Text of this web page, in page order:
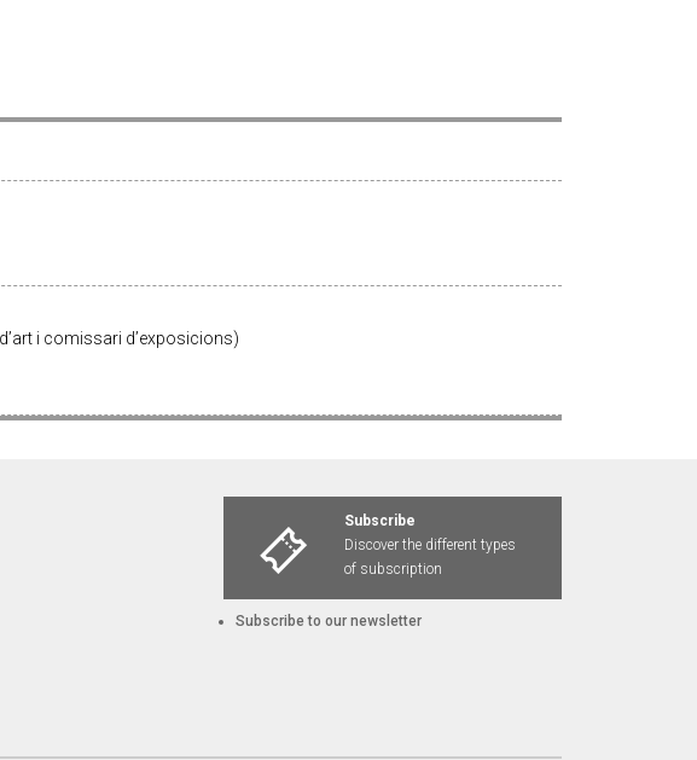
i comissari d’exposicions)
Subscribe
Discover the different types
of subscription
Subscribe to our newsletter